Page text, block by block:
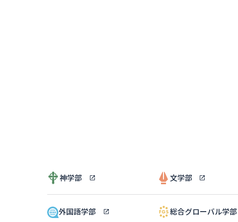
神学部 文学部
外国語学部 総合グローバル学部